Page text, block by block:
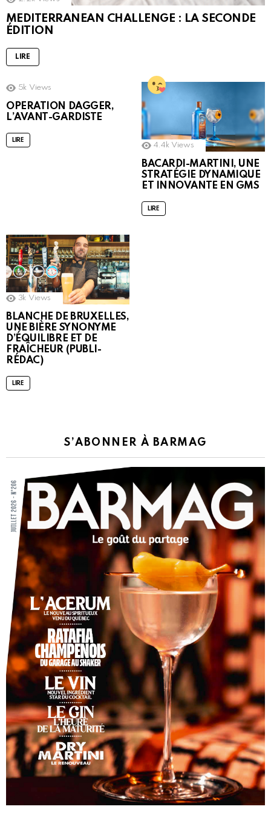
MEDITERRANEAN CHALLENGE : LA SECONDE
ÉDITION
LIRE
5k Views
OPERATION DAGGER,
L’AVANT-GARDISTE
LIRE
4.4k Views
BACARDI-MARTINI, UNE
STRATÉGIE DYNAMIQUE
ET INNOVANTE EN GMS
LIRE
3k Views
BLANCHE DE BRUXELLES,
UNE BIÈRE SYNONYME
D’ÉQUILIBRE ET DE
FRAÎCHEUR (PUBLI-
RÉDAC)
LIRE
S’ABONNER À BARMAG